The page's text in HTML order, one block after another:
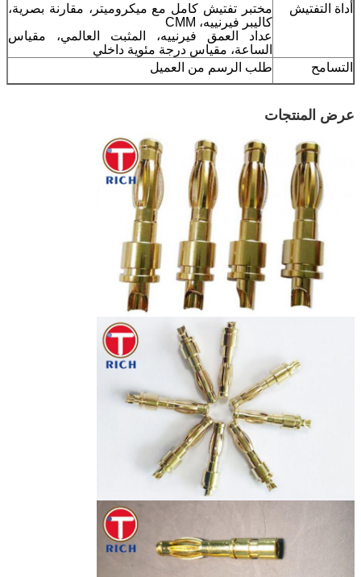
أداة التفتيش
مختبر تفتيش كامل مع ميكروميتر، مقارنة بصرية،
كاليبر فيرنييه، CMM
عداد العمق فيرنييه، المثبت العالمي، مقياس
الساعة، مقياس درجة مئوية داخلي
التسامح
طلب الرسم من العميل
عرض المنتجات